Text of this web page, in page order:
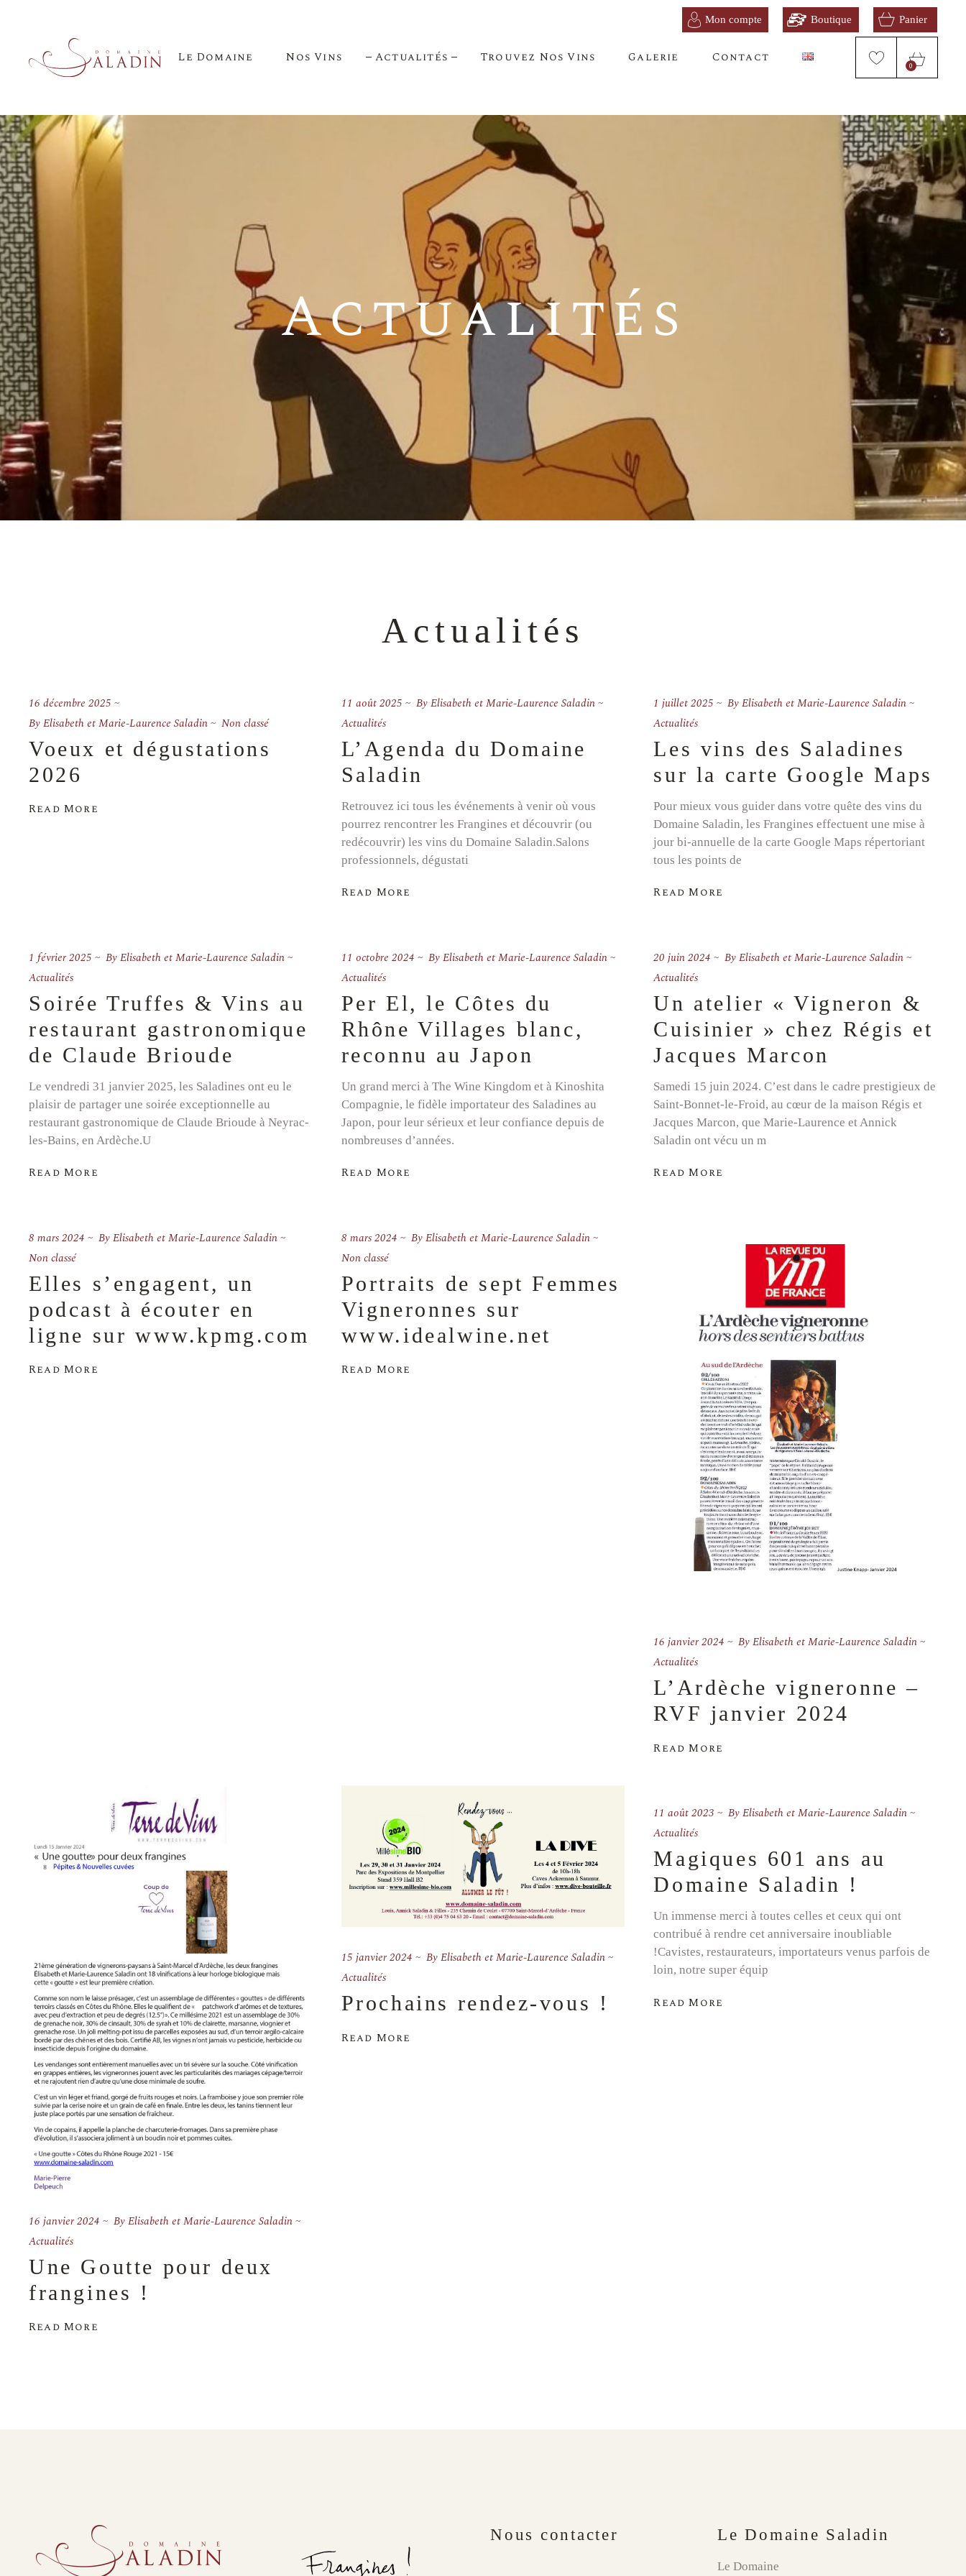
Le Domaine Nos Vins
Haut Brissan
Chaveyron 1422
Jus de raisins
Actualités Trouvez Nos Vins Galerie Contact
0
Actualités
Actualités
16 décembre 2025
ByElisabeth et Marie-Laurence Saladin Non classé
Voeux et dégustations
2026
Read More
11 août 2025 ByElisabeth et Marie-Laurence Saladin
Actualités
L’Agenda du Domaine
Saladin
Retrouvez ici tous les événements à venir où vous
pourrez rencontrer les Frangines et découvrir (ou
redécouvrir) les vins du Domaine Saladin.Salons
professionnels, dégustati
Read More
1 juillet 2025 ByElisabeth et Marie-Laurence Saladin
Actualités
Les vins des Saladines
sur la carte Google Maps
Pour mieux vous guider dans votre quête des vins du
Domaine Saladin, les Frangines effectuent une mise à
jour bi-annuelle de la carte Google Maps répertoriant
tous les points de
Read More
1 février 2025 ByElisabeth et Marie-Laurence Saladin
Actualités
Soirée Truffes & Vins au
restaurant gastronomique
de Claude Brioude
Le vendredi 31 janvier 2025, les Saladines ont eu le
plaisir de partager une soirée exceptionnelle au
restaurant gastronomique de Claude Brioude à Neyrac-
les-Bains, en Ardèche.U
Read More
11 octobre 2024 ByElisabeth et Marie-Laurence Saladin
Actualités
Per El, le Côtes du
Rhône Villages blanc,
reconnu au Japon
Un grand merci à The Wine Kingdom et à Kinoshita
Compagnie, le fidèle importateur des Saladines au
Japon, pour leur sérieux et leur confiance depuis de
nombreuses d’années.
Read More
20 juin 2024 ByElisabeth et Marie-Laurence Saladin
Actualités
Un atelier « Vigneron &
Cuisinier » chez Régis et
Jacques Marcon
Samedi 15 juin 2024. C’est dans le cadre prestigieux de
Saint-Bonnet-le-Froid, au cœur de la maison Régis et
Jacques Marcon, que Marie-Laurence et Annick
Saladin ont vécu un m
Read More
8 mars 2024 ByElisabeth et Marie-Laurence Saladin
Non classé
Elles s’engagent, un
podcast à écouter en
ligne sur www.kpmg.com
Read More
8 mars 2024 ByElisabeth et Marie-Laurence Saladin
Non classé
Portraits de sept Femmes
Vigneronnes sur
www.idealwine.net
Read More
16 janvier 2024 ByElisabeth et Marie-Laurence Saladin
Actualités
L’Ardèche vigneronne –
RVF janvier 2024
Read More
16 janvier 2024 ByElisabeth et Marie-Laurence Saladin
Actualités
Une Goutte pour deux
frangines !
Read More
15 janvier 2024 ByElisabeth et Marie-Laurence Saladin
Actualités
Prochains rendez-vous !
Read More
11 août 2023 ByElisabeth et Marie-Laurence Saladin
Actualités
Magiques 601 ans au
Domaine Saladin !
Un immense merci à toutes celles et ceux qui ont
contribué à rendre cet anniversaire inoubliable
!Cavistes, restaurateurs, importateurs venus parfois de
loin, notre super équip
Read More
Nous contacter Le Domaine Saladin
Le Domaine